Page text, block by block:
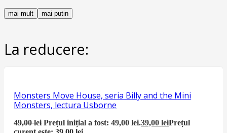
mai mult mai putin
La reducere:
Monsters Move House, seria Billy and the Mini
Monsters, lectura Usborne
49,00lei Prețul inițial a fost: 49,00 lei.39,00leiPrețul